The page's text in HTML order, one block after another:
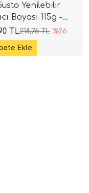
Yenilebilir
Boyası 115g -
218,76 TL %26
TL